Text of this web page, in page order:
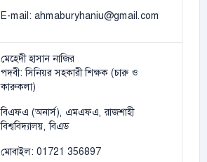
E-mail: ahmaburyhaniu@gmail.com
মেহেদী হাসান নাজির
পদবী: সিনিয়র সহকারী শিক্ষক (চারু ও
কারুকলা)
বিএফএ (অনার্স), এমএফএ, রাজশাহী
বিশ্ববিদ্যালয়, বিএড
মোবাইল: 01721 356897